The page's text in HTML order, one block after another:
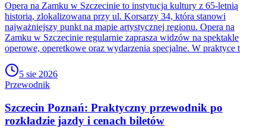
Opera na Zamku w Szczecinie to instytucja kultury z 65-letnią
historią, zlokalizowana przy ul. Korsarzy 34, która stanowi
najważniejszy punkt na mapie artystycznej regionu. Opera na
Zamku w Szczecinie regularnie zaprasza widzów na spektakle
operowe, operetkowe oraz wydarzenia specjalne. W praktyce t
5 sie 2026
Przewodnik
Szczecin Poznań: Praktyczny przewodnik po
rozkładzie jazdy i cenach biletów